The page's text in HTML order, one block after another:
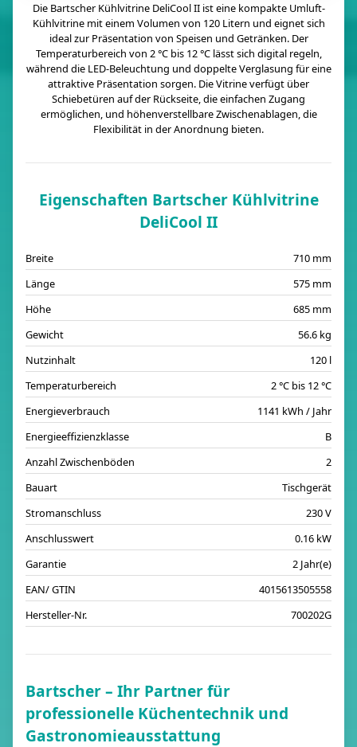
Die Bartscher Kühlvitrine DeliCool II ist eine kompakte Umluft-
Kühlvitrine mit einem Volumen von 120 Litern und eignet sich
ideal zur Präsentation von Speisen und Getränken. Der
Temperaturbereich von 2 °C bis 12 °C lässt sich digital regeln,
während die LED-Beleuchtung und doppelte Verglasung für eine
attraktive Präsentation sorgen. Die Vitrine verfügt über
Schiebetüren auf der Rückseite, die einfachen Zugang
ermöglichen, und höhenverstellbare Zwischenablagen, die
Flexibilität in der Anordnung bieten.
Eigenschaften Bartscher Kühlvitrine
DeliCool II
Breite
710 mm
Länge
575 mm
Höhe
685 mm
Gewicht
56.6 kg
Nutzinhalt
120 l
Temperaturbereich
2 °C bis 12 °C
Energieverbrauch
1141 kWh / Jahr
Energieeffizienzklasse
B
Anzahl Zwischenböden
2
Bauart
Tischgerät
Stromanschluss
230 V
Anschlusswert
0.16 kW
Garantie
2 Jahr(e)
EAN/ GTIN
4015613505558
Hersteller-Nr.
700202G
Bartscher – Ihr Partner für
professionelle Küchentechnik und
Gastronomieausstattung